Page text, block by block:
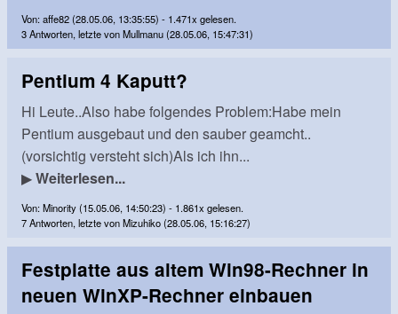
Von: affe82 (28.05.06, 13:35:55) - 1.471x gelesen.
3 Antworten, letzte von Mullmanu (28.05.06, 15:47:31)
Pentium 4 Kaputt?
Hi Leute..Also habe folgendes Problem:Habe mein
Pentium ausgebaut und den sauber geamcht..
(vorsichtig versteht sich)Als ich ihn...
▶Weiterlesen...
Von: Minority (15.05.06, 14:50:23) - 1.861x gelesen.
7 Antworten, letzte von Mizuhiko (28.05.06, 15:16:27)
Festplatte aus altem Win98-Rechner in
neuen WinXP-Rechner einbauen